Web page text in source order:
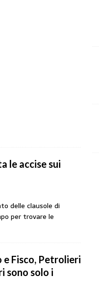
le accise sui
delle clausole di
per trovare le
Fisco, Petrolieri
sono solo i